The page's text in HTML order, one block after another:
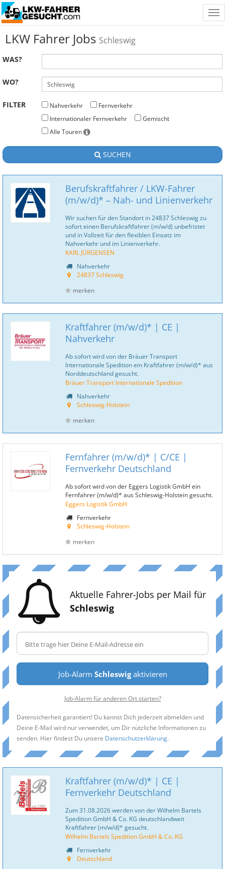
LKW Fahrer Jobs Schleswig
WAS?
WO?
FILTER Nahverkehr
Fernverkehr
Internationaler Fernverkehr
Gemischt
Alle Touren
SUCHEN
Berufskraftfahrer / LKW-Fahrer
(m/w/d)* – Nah- und Linienverkehr
Wir suchen für den Standort in 24837 Schleswig zu
sofort einen Berufskraftfahrer (m/w/d) unbefristet
und in Vollzeit für den flexiblen Einsatz im
Nahverkehr und im Linienverkehr.
KARL JÜRGENSEN
Nahverkehr
24837 Schleswig
merken
Kraftfahrer (m/w/d)* | CE |
Nahverkehr
Ab sofort wird von der Bräuer Transport
Internationale Spedition ein Kraftfahrer (m/w/d)* aus
Norddeutschland gesucht.
Bräuer Transport Internationale Spedition
Nahverkehr
Schleswig-Holstein
merken
Fernfahrer (m/w/d)* | C/CE |
Fernverkehr Deutschland
Ab sofort wird von der Eggers Logistik GmbH ein
Fernfahrer (m/w/d)* aus Schleswig-Holstein gesucht.
Eggers Logistik GmbH
Fernverkehr
Schleswig-Holstein
merken
Aktuelle Fahrer-Jobs per Mail für
Schleswig
Job-Alarm Schleswigaktivieren
Job-Alarm für anderen Ort starten?
Datensicherheit garantiert! Du kannst Dich jederzeit abmelden und
Deine E-Mail wird nur verwendet, um Dir nützliche Informationen zu
senden. Hier findest Du unsere Datenschutzerklärung.
Kraftfahrer (m/w/d)* | CE |
Fernverkehr Deutschland
Zum 31.08.2026 werden von der Wilhelm Bartels
Spedition GmbH & Co. KG deutschlandweit
Kraftfahrer (m/w/d)* gesucht.
Wilhelm Bartels Spedition GmbH & Co. KG
Fernverkehr
Deutschland